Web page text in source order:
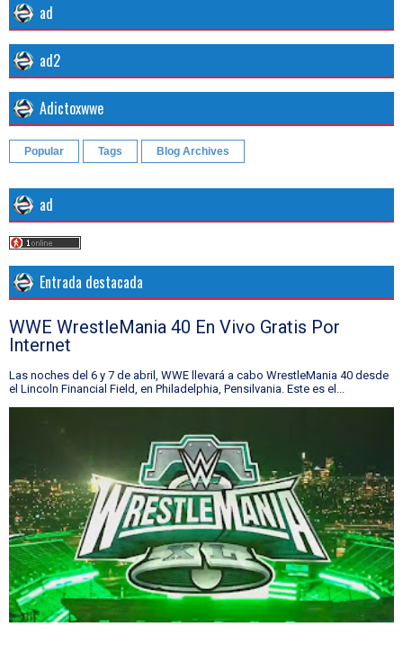
ad
ad2
Adictoxwwe
Popular Tags Blog Archives
ad
Entrada destacada
WWE WrestleMania 40 En Vivo Gratis Por
Internet
Las noches del 6 y 7 de abril, WWE llevará a cabo WrestleMania 40 desde
el Lincoln Financial Field, en Philadelphia, Pensilvania. Este es el...